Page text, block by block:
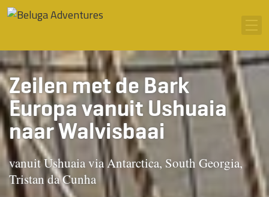
Ga naar inhoud
Zeilen met de Bark
Europa vanuit Ushuaia
naar Walvisbaai
vanuit Ushuaia via Antarctica, South Georgia,
Tristan da Cunha